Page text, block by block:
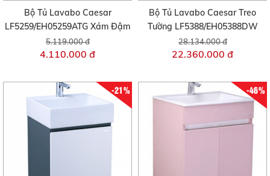
Bộ Tủ Lavabo Caesar
LF5259/EH05259ATG Xám Đậm
5.119.000 đ
4.110.000 đ
Bộ Tủ Lavabo Caesar Treo
Tường LF5388/EH05388DW
28.134.000 đ
22.360.000 đ
-21% -46%